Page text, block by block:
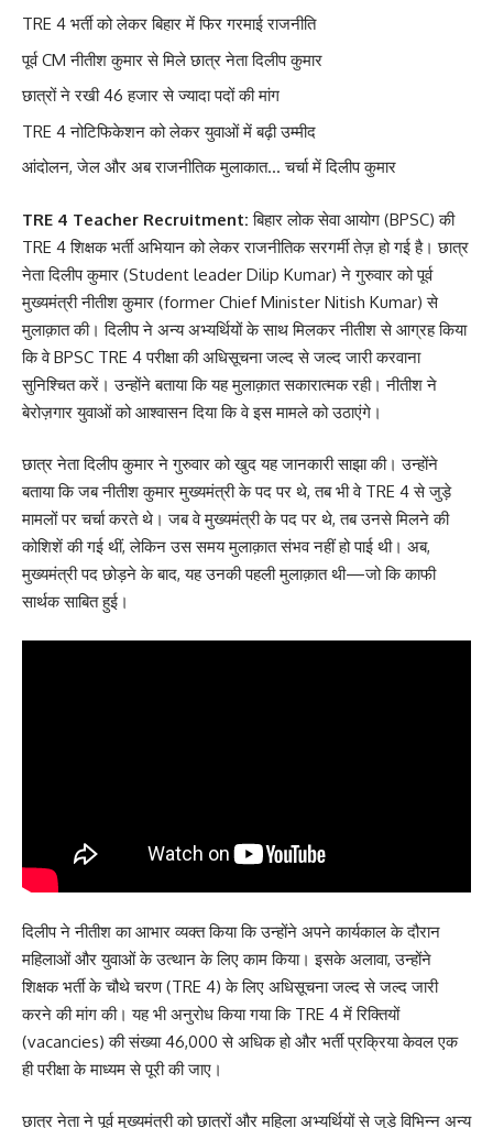
TRE 4 भर्ती को लेकर बिहार में फिर गरमाई राजनीति
पूर्व CM नीतीश कुमार से मिले छात्र नेता दिलीप कुमार
छात्रों ने रखी 46 हजार से ज्यादा पदों की मांग
TRE 4 नोटिफिकेशन को लेकर युवाओं में बढ़ी उम्मीद
आंदोलन, जेल और अब राजनीतिक मुलाकात… चर्चा में दिलीप कुमार
TRE 4 Teacher Recruitment:बिहार लोक सेवा आयोग (BPSC) की
TRE 4 शिक्षक भर्ती अभियान को लेकर राजनीतिक सरगर्मी तेज़ हो गई है। छात्र
नेता दिलीप कुमार (Student leader Dilip Kumar) ने गुरुवार को पूर्व
मुख्यमंत्री नीतीश कुमार (former Chief Minister Nitish Kumar) से
मुलाक़ात की। दिलीप ने अन्य अभ्यर्थियों के साथ मिलकर नीतीश से आग्रह किया
कि वे BPSC TRE 4 परीक्षा की अधिसूचना जल्द से जल्द जारी करवाना
सुनिश्चित करें। उन्होंने बताया कि यह मुलाक़ात सकारात्मक रही। नीतीश ने
बेरोज़गार युवाओं को आश्वासन दिया कि वे इस मामले को उठाएंगे।
छात्र नेता दिलीप कुमार ने गुरुवार को खुद यह जानकारी साझा की। उन्होंने
बताया कि जब नीतीश कुमार मुख्यमंत्री के पद पर थे, तब भी वे TRE 4 से जुड़े
मामलों पर चर्चा करते थे। जब वे मुख्यमंत्री के पद पर थे, तब उनसे मिलने की
कोशिशें की गई थीं, लेकिन उस समय मुलाक़ात संभव नहीं हो पाई थी। अब,
मुख्यमंत्री पद छोड़ने के बाद, यह उनकी पहली मुलाक़ात थी—जो कि काफी
सार्थक साबित हुई।
दिलीप ने नीतीश का आभार व्यक्त किया कि उन्होंने अपने कार्यकाल के दौरान
महिलाओं और युवाओं के उत्थान के लिए काम किया। इसके अलावा, उन्होंने
शिक्षक भर्ती के चौथे चरण (TRE 4) के लिए अधिसूचना जल्द से जल्द जारी
करने की मांग की। यह भी अनुरोध किया गया कि TRE 4 में रिक्तियों
(vacancies) की संख्या 46,000 से अधिक हो और भर्ती प्रक्रिया केवल एक
ही परीक्षा के माध्यम से पूरी की जाए।
छात्र नेता ने पूर्व मुख्यमंत्री को छात्रों और महिला अभ्यर्थियों से जुड़े विभिन्न अन्य